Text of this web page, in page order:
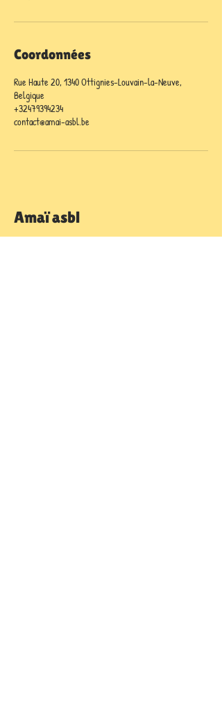
Coordonnées
Rue Haute 20, 1340 Ottignies-Louvain-la-Neuve,
Belgique
+32479394234
contact@amai-asbl.be
Amaï asbl
Contact